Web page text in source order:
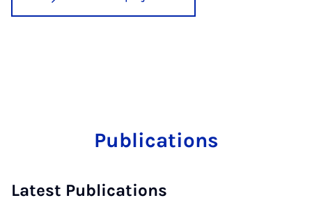
Publications
Latest Publications